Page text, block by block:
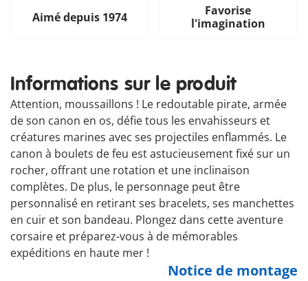
Aimé depuis 1974
Favorise
l'imagination
Informations sur le produit
Attention, moussaillons ! Le redoutable pirate, armée
de son canon en os, défie tous les envahisseurs et
créatures marines avec ses projectiles enflammés. Le
canon à boulets de feu est astucieusement fixé sur un
rocher, offrant une rotation et une inclinaison
complètes. De plus, le personnage peut être
personnalisé en retirant ses bracelets, ses manchettes
en cuir et son bandeau. Plongez dans cette aventure
corsaire et préparez-vous à de mémorables
expéditions en haute mer !
Notice de montage